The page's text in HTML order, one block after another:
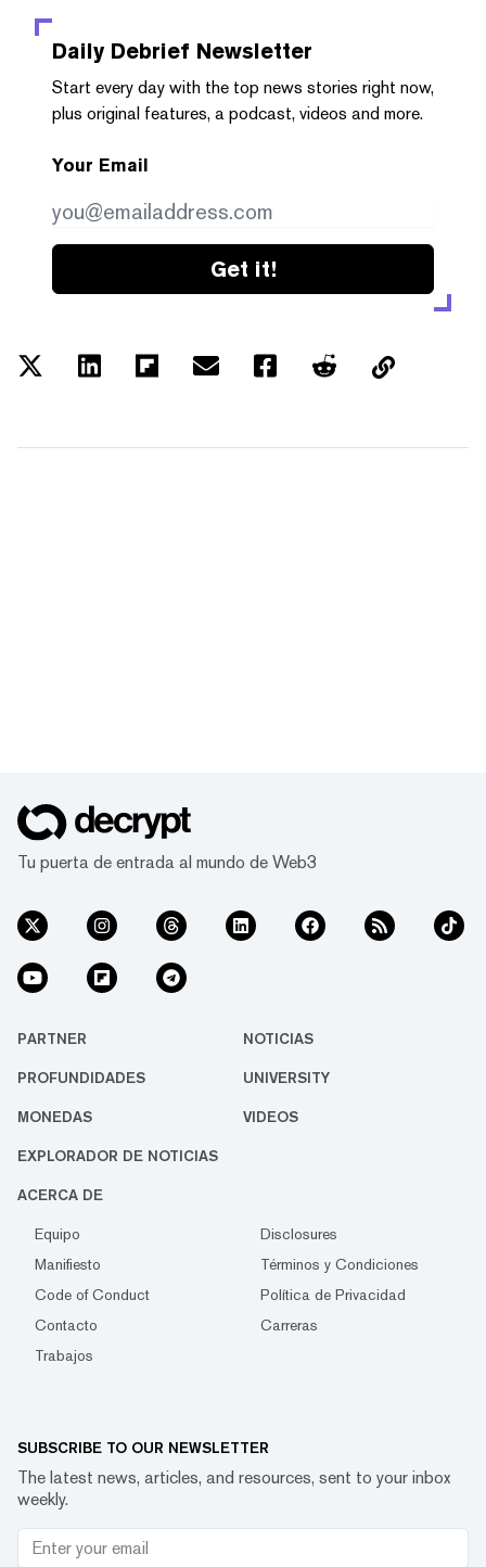
Daily Debrief Newsletter
Start every day with the top news stories right now,
plus original features, a podcast, videos and more.
Your Email
Get it!
Tu puerta de entrada al mundo de Web3
PARTNER NOTICIAS
PROFUNDIDADES UNIVERSITY
MONEDAS VIDEOS
EXPLORADOR DE NOTICIAS
ACERCA DE
Equipo
Disclosures
Manifiesto
Términos y Condiciones
Code of Conduct
Política de Privacidad
Contacto
Carreras
Trabajos
SUBSCRIBE TO OUR NEWSLETTER
The latest news, articles, and resources, sent to your inbox
weekly.